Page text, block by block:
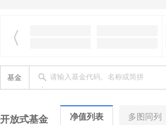
基金 请输入基金代码、名称或简拼
开放式基金 净值列表 多图同列